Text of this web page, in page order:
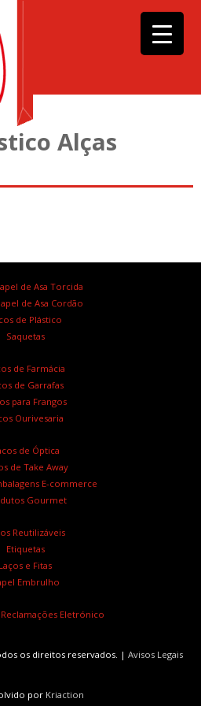
Alças
de Asa Torcida
de Asa Cordão
de Plástico
Saquetas
de Farmácia
de Garrafas
para Frangos
Ourivesaria
de Óptica
de Take Away
E-commerce
Gourmet
Reutilizáveis
Etiquetas
Laços e Fitas
Embrulho
os direitos reservados. | Avisos Legais
por Kriaction